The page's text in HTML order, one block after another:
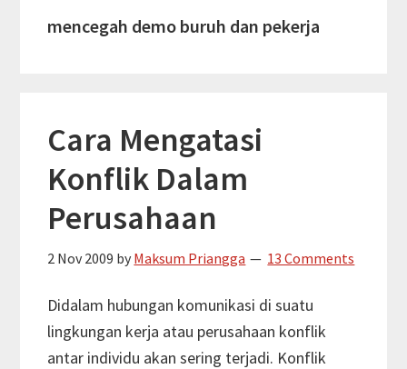
mencegah demo buruh dan pekerja
Cara Mengatasi
Konflik Dalam
Perusahaan
2 Nov 2009 by Maksum Priangga 13 Comments
Didalam hubungan komunikasi di suatu
lingkungan kerja atau perusahaan konflik
antar individu akan sering terjadi. Konflik